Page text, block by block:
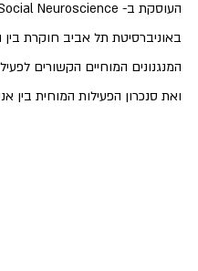
באוניברסיטת תל אביב חוקרת
המנגנונים המוחיים הקשורים
ואת סנכרון הפעילות המוחית בין